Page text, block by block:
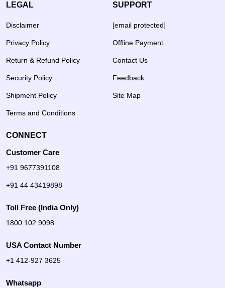
LEGAL
Disclaimer
Privacy Policy
Return & Refund Policy
Security Policy
Shipment Policy
Terms and Conditions
SUPPORT
[email protected]
Offline Payment
Contact Us
Feedback
Site Map
CONNECT
Customer Care
+91 9677391108
+91 44 43419898
Toll Free (India Only)
1800 102 9098
USA Contact Number
+1 412-927 3625
Whatsapp